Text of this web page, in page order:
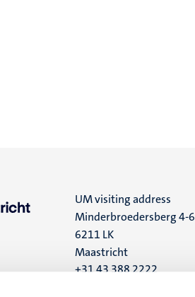
UM visiting address
Minderbroedersberg 4-6
6211 LK
Maastricht
+31 43 388 2222